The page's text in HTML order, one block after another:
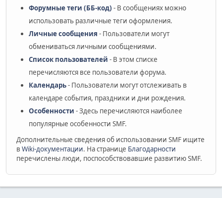
Форумные теги (ББ-код) - В сообщениях можно
использовать различные теги оформления.
Личные сообщения - Пользователи могут
обмениваться личными сообщениями.
Список пользователей - В этом списке
перечисляются все пользователи форума.
Календарь- Пользователи могут отслеживать в
календаре события, праздники и дни рождения.
Особенности - Здесь перечисляются наиболее
популярные особенности SMF.
Дополнительные сведения об использовании SMF ищите
в Wiki-документации. На странице Благодарности
перечислены люди, поспособствовавшие развитию SMF.